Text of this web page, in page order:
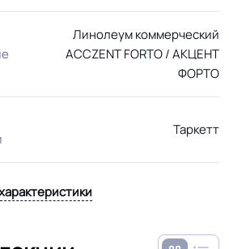
Линолеум коммерческий
ACCZENT FORTO / АКЦЕНТ
ФОРТО
Таркетт